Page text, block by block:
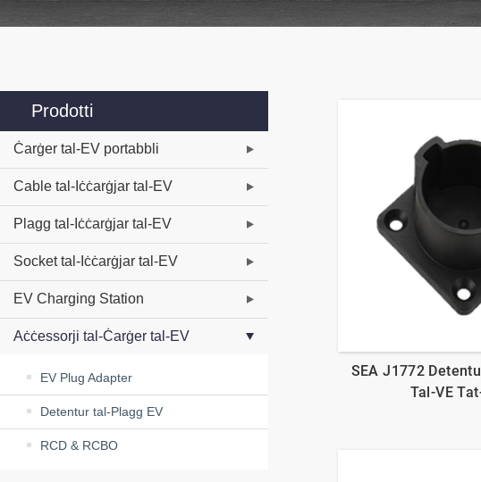
Prodotti
Ċarġer tal-EV portabbli
Cable tal-Iċċarġjar tal-EV
Plagg tal-Iċċarġjar tal-EV
Socket tal-Iċċarġjar tal-EV
EV Charging Station
Aċċessorji tal-Ċarġer tal-EV
EV Plug Adapter
Detentur tal-Plagg EV
RCD & RCBO
SEA J1772
Tal-VE